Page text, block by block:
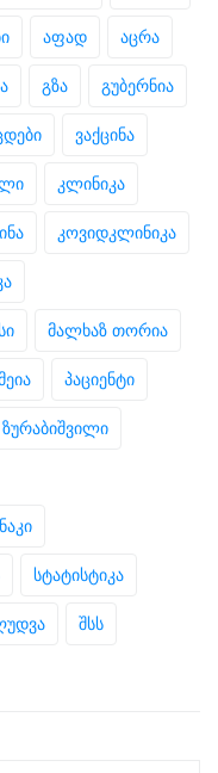
აფად აცრა
გზა გუბერნია
ვაქცინა
კლინიკა
კოვიდკლინიკა
მალხაზ თორია
პაციენტი
სტატისტიკა
შსს